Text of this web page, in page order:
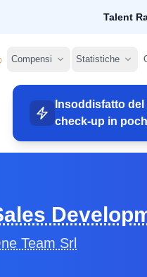
Talent
Compensi Statistiche
Insoddisfatto
check-up in
Team Srl